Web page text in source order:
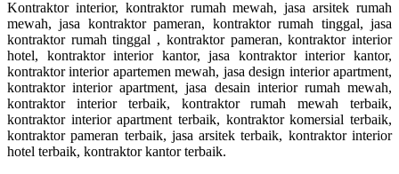
Kontraktor interior, kontraktor rumah mewah, jasa arsitek rumah
mewah, jasa kontraktor pameran, kontraktor rumah tinggal, jasa
kontraktor rumah tinggal , kontraktor pameran, kontraktor interior
hotel, kontraktor interior kantor, jasa kontraktor interior kantor,
kontraktor interior apartemen mewah, jasa design interior apartment,
kontraktor interior apartment, jasa desain interior rumah mewah,
kontraktor interior terbaik, kontraktor rumah mewah terbaik,
kontraktor interior apartment terbaik, kontraktor komersial terbaik,
kontraktor pameran terbaik, jasa arsitek terbaik, kontraktor interior
hotel terbaik, kontraktor kantor terbaik.